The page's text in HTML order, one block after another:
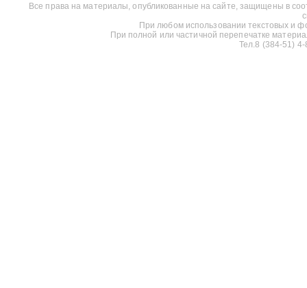
Все права на материалы, опубликованные на сайте, защищены в
При любом использовании текстовых и
При полной или частичной перепечатке
Тел.8 (384-51)